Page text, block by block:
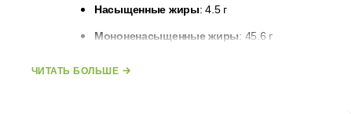
Насыщенные жиры: 4.5 г
Мононенасыщенные жиры: 45.6 г
ЧИТАТЬ БОЛЬШЕ